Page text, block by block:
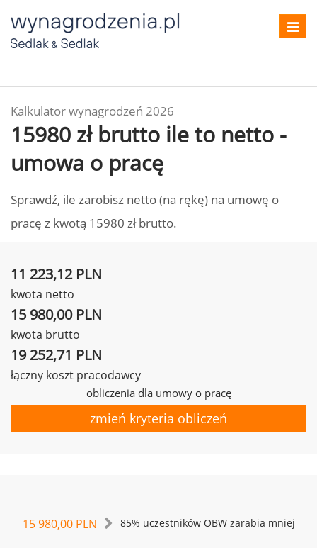
Kalkulator wynagrodzeń 2026
15980 zł brutto ile to netto -
umowa o pracę
Sprawdź, ile zarobisz netto (na rękę) na umowę o
pracę z kwotą 15980 zł brutto.
11 223,12 PLN
kwota netto
15 980,00 PLN
kwota brutto
19 252,71 PLN
łączny koszt pracodawcy
obliczenia dla umowy o pracę
zmień kryteria obliczeń
15 980,00 PLN 85% uczestników OBW zarabia mniej